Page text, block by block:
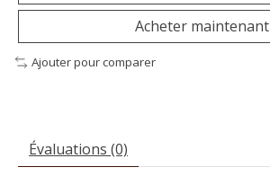
Acheter maintenant
Ajouter pour comparer
Évaluations (0)